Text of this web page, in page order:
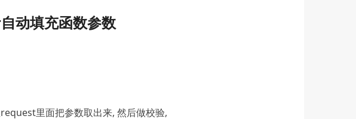
动填充函数参数
里面把参数取出来, 然后做校验,